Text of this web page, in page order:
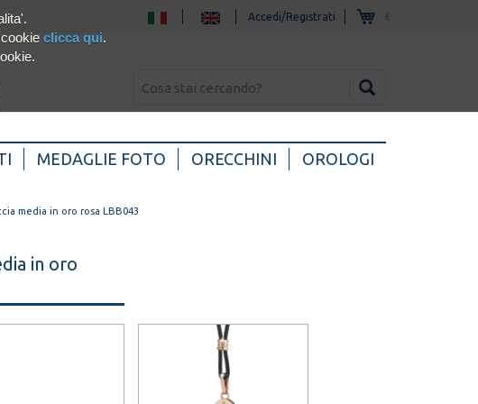
Accedi/Registrati
MEDAGLIE FOTO ORECCHINI OROLOGI
media in oro rosa LBB043
in oro
clicca qui.